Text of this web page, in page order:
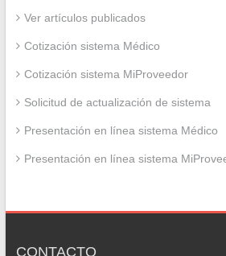
Ver artículos publicados
Cotización sistema Médico
Cotización sistema MiProveedor
Solicitud de actualización de sistema
Presentación en línea sistema Médico
Presentación en línea sistema
CONTACTO